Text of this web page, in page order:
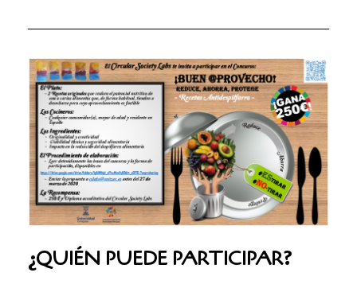
¿QUIÉN PUEDE PARTICIPAR?